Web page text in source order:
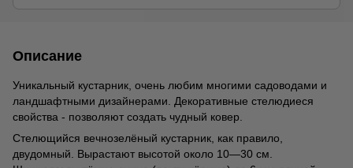
Описание
Уникальный кустарник, очень любим многими садоводами и
ландшафтными дизайнерами. Декоративные стелюдиеся
свойства - позволяют создать чудный ковер.
Стелющийся вечнозелёный кустарник, как правило,
двудомный. Вырастают высотой около 10—30 см.